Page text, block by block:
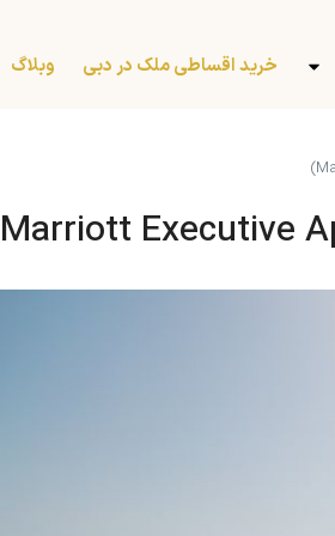
خرید اقساطی ملک در دبی وبلاگ